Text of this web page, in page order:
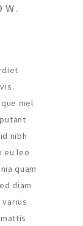
mel
nibh
eu leo
quam
diam